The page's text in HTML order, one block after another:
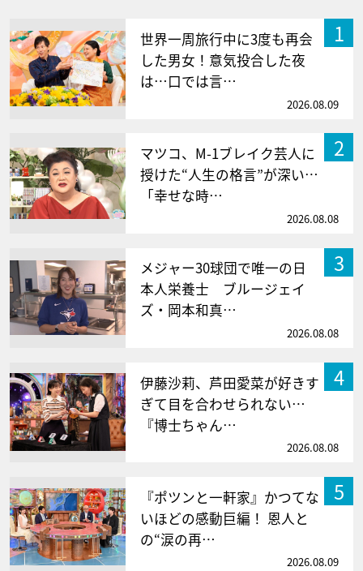
1
世界一周旅行中に3度も再会
した男女！意気投合した夜
は…口では言…
2026.08.09
2
マツコ、M-1ブレイク芸人に
授けた“人生の格言”が深い…
「幸せな時…
2026.08.08
3
メジャー30球団で唯一の日
本人栄養士 ブルージェイ
ズ・岡本和真…
2026.08.08
4
伊藤沙莉、芦田愛菜が好きす
ぎて目を合わせられない…
『博士ちゃん…
2026.08.08
5
『ポツンと一軒家』かつてな
いほどの感動巨編！ 恩人と
の“涙の再…
2026.08.09